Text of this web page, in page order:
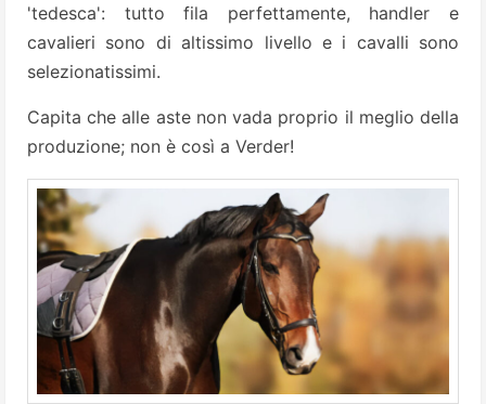
'tedesca': tutto fila perfettamente, handler e
cavalieri sono di altissimo livello e i cavalli sono
selezionatissimi.
Capita che alle aste non vada proprio il meglio della
produzione; non è così a Verder!